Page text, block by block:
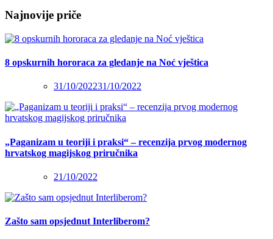
Najnovije priče
8 opskurnih hororaca za gledanje na Noć vještica
31/10/202231/10/2022
„Paganizam u teoriji i praksi“ – recenzija prvog modernog
hrvatskog magijskog priručnika
21/10/2022
Zašto sam opsjednut Interliberom?